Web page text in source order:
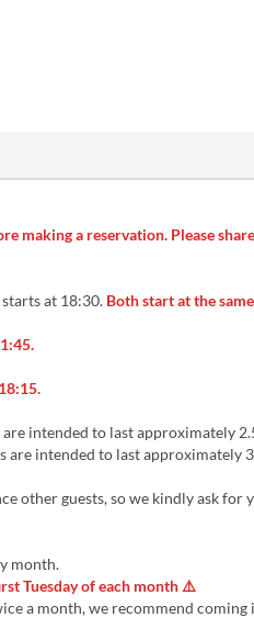
making a reservation. Please
at 18:30. Both start at the
intended to last approximately
are intended to last approximately
other guests, so we kindly ask for
month.
Tuesday of each month ⚠️
a month, we recommend